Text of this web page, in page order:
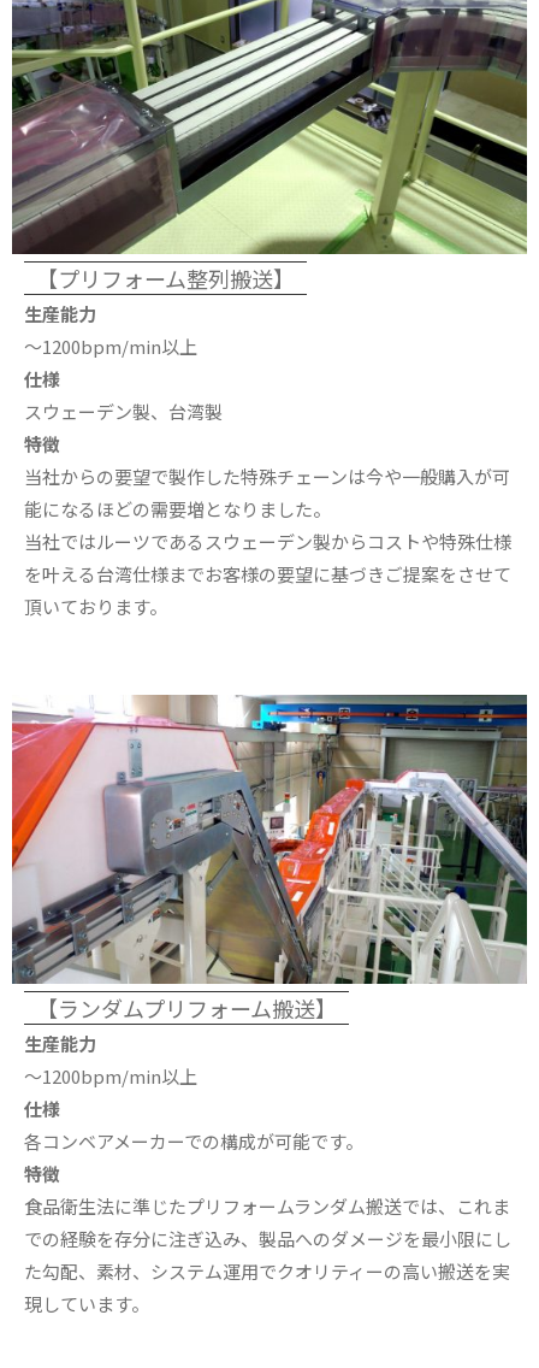
【プリフォーム整列搬送】
生産能力
〜1200bpm/min以上
仕様
スウェーデン製、台湾製
特徴
当社からの要望で製作した特殊チェーンは今や一般購入が可
能になるほどの需要増となりました。
当社ではルーツであるスウェーデン製からコストや特殊仕様
を叶える台湾仕様までお客様の要望に基づきご提案をさせて
頂いております。
【ランダムプリフォーム搬送】
生産能力
〜1200bpm/min以上
仕様
各コンベアメーカーでの構成が可能です。
特徴
食品衛生法に準じたプリフォームランダム搬送では、これま
での経験を存分に注ぎ込み、製品へのダメージを最小限にし
た勾配、素材、システム運用でクオリティーの高い搬送を実
現しています。